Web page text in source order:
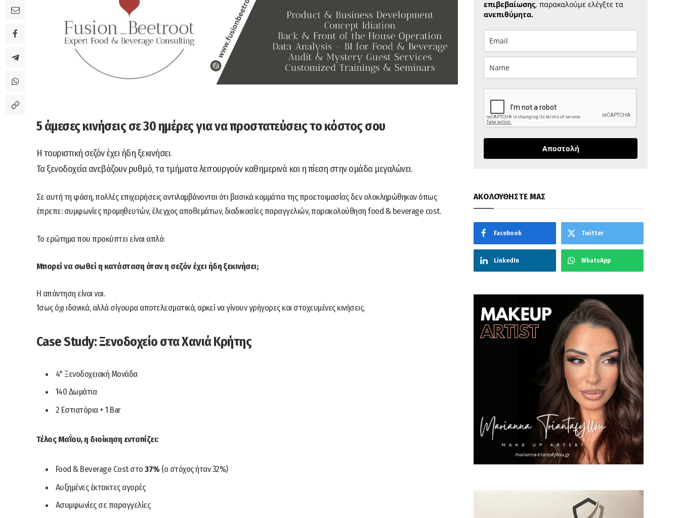
5 άμεσες κινήσεις σε 30 ημέρες για να προστατεύσεις το κόστος σου
Η τουριστική σεζόν έχει ήδη ξεκινήσει.
Τα ξενοδοχεία ανεβάζουν ρυθμό, τα τμήματα λειτουργούν καθημερινά και η πίεση στην ομάδα μεγαλώνει.
Σε αυτή τη φάση, πολλές επιχειρήσεις αντιλαμβάνονται ότι βασικά κομμάτια της προετοιμασίας δεν ολοκληρώθηκαν όπως
έπρεπε: συμφωνίες προμηθευτών, έλεγχος αποθεμάτων, διαδικασίες παραγγελιών, παρακολούθηση food & beverage cost.
Το ερώτημα που προκύπτει είναι απλό:
Μπορεί να σωθεί η κατάσταση όταν η σεζόν έχει ήδη ξεκινήσει;
Η απάντηση είναι ναι.
Ίσως όχι ιδανικά, αλλά σίγουρα αποτελεσματικά, αρκεί να γίνουν γρήγορες και στοχευμένες κινήσεις.
Case Study: Ξενοδοχείο στα Χανιά Κρήτης
4* Ξενοδοχειακή Μονάδα
140 Δωμάτια
2 Εστιατόρια + 1 Bar
Τέλος Μαΐου, η διοίκηση εντοπίζει:
Food & Beverage Cost στο37% (ο στόχος ήταν 32%)
Αυξημένες έκτακτες αγορές
Ασυμφωνίες σε παραγγελίες
επιβεβαίωσης, παρακαλούμε ελέγξτε τα
ανεπιθύμητα.
Αποστολή
ΑΚΟΛΟΥΘΗΣΤΕ ΜΑΣ
Facebook Twitter
LinkedIn WhatsApp